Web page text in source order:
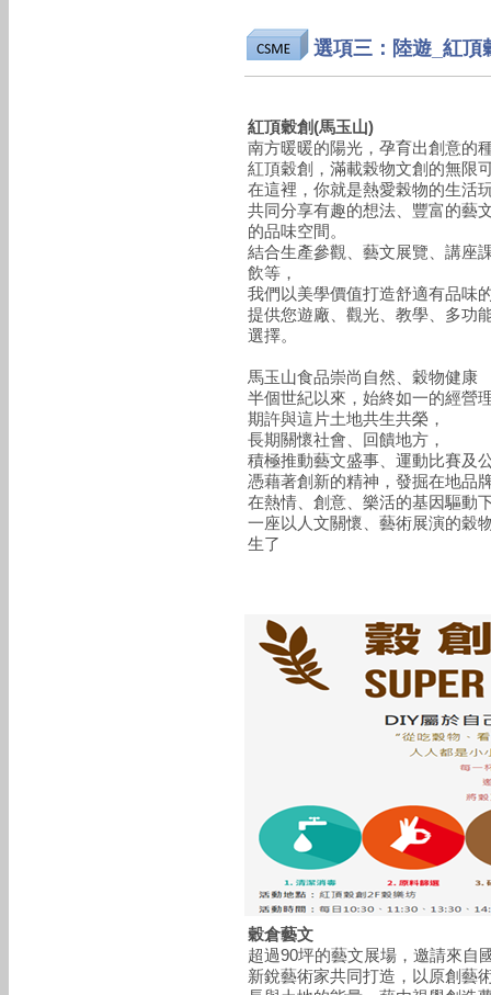
選項三：陸遊_紅頂
紅頂穀創(馬玉山)
南方暖暖的陽光，孕育出創意的
紅頂穀創，滿載榖物文創的無限
在這裡，你就是熱愛榖物的生活
共同分享有趣的想法、豐富的藝
的品味空間。
結合生產參觀、藝文展覽、講座
飲等，
我們以美學價值打造舒適有品味
提供您遊廠、觀光、教學、多功
選擇。
馬玉山食品崇尚自然、穀物健康
半個世紀以來，始終如一的經營
期許與這片土地共生共榮，
長期關懷社會、回饋地方，
積極推動藝文盛事、運動比賽及
憑藉著創新的精神，發掘在地品
在熱情、創意、樂活的基因驅動
一座以人文關懷、藝術展演的穀
生了
穀倉藝文
超過90坪的藝文展場，邀請來自
新銳藝術家共同打造，以原創藝